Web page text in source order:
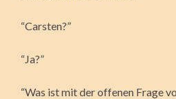
“Carsten?”
“Ja?”
“Was ist mit der offenen Frage